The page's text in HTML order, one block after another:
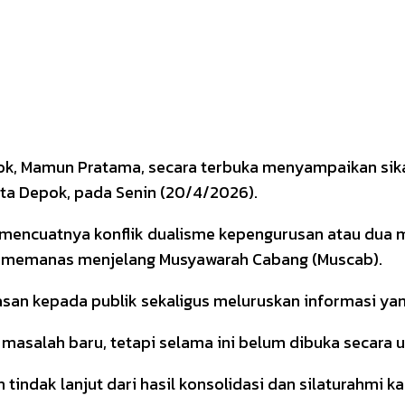
Mamun Pratama, secara terbuka
Depok, pada Senin (20/4/2026).
konflik dualisme kepengurusan atau dua
menjelang Musyawarah Cabang (Muscab).
kepada publik sekaligus meluruskan informasi
baru, tetapi selama ini belum dibuka secara
lanjut dari hasil konsolidasi dan silaturahmi